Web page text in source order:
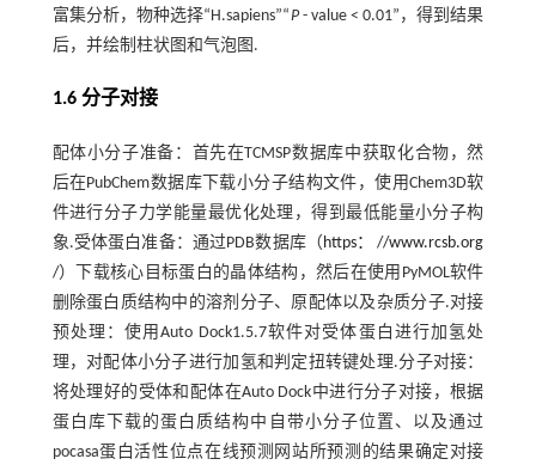
富集分析，物种选择“H.sapiens”“P- value < 0.01”，得到结果
后，并绘制柱状图和气泡图.
1.6 分子对接
配体小分子准备：首先在TCMSP数据库中获取化合物，然
后在PubChem数据库下载小分子结构文件，使用Chem3D软
件进行分子力学能量最优化处理，得到最低能量小分子构
象.受体蛋白准备：通过PDB数据库（ https： //www.rcsb.org
/）下载核心目标蛋白的晶体结构，然后在使用PyMOL软件
删除蛋白质结构中的溶剂分子、原配体以及杂质分子.对接
预处理：使用Auto Dock1.5.7软件对受体蛋白进行加氢处
理，对配体小分子进行加氢和判定扭转键处理.分子对接：
将处理好的受体和配体在Auto Dock中进行分子对接，根据
蛋白库下载的蛋白质结构中自带小分子位置、以及通过
pocasa蛋白活性位点在线预测网站所预测的结果确定对接